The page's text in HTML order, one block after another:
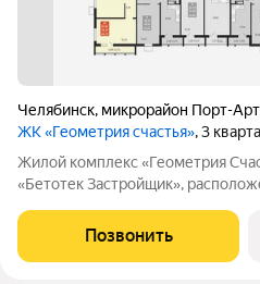
Челябинск, микрорайон Порт-
ЖК «Геометрия счастья», 3
Жилой комплекс «Геометрия Счастья» это новый
«Бетотек Застройщик»,
этажный дом комфорт-класса из
«Бетотек». В доме
Позвонить